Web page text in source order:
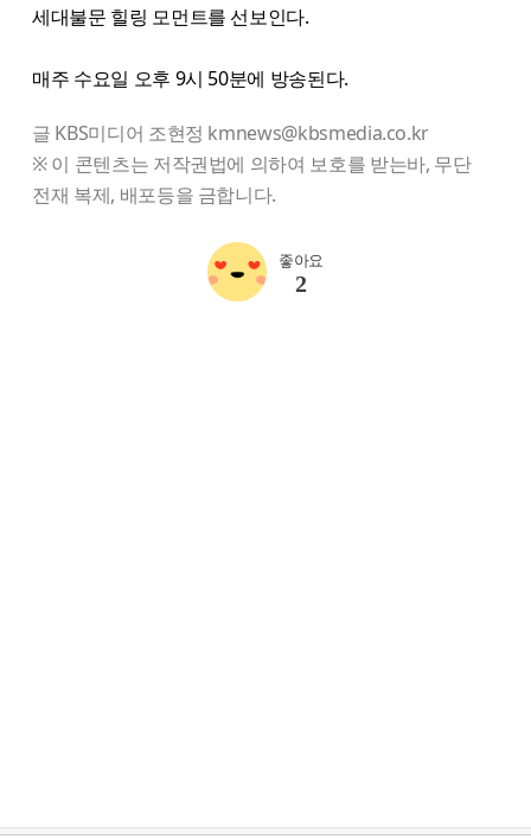
세대불문 힐링 모먼트를 선보인다.
매주 수요일 오후 9시 50분에 방송된다.
글 KBS미디어 조현정 kmnews@kbsmedia.co.kr
※ 이 콘텐츠는 저작권법에 의하여 보호를 받는바, 무단
전재 복제, 배포등을 금합니다.
좋아요
2